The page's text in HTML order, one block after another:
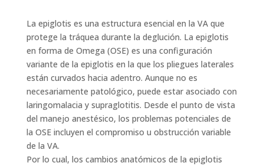
La epiglotis es una estructura esencial en la VA que
protege la tráquea durante la deglución. La epiglotis
en forma de Omega (OSE) es una configuración
variante de la epiglotis en la que los pliegues laterales
están curvados hacia adentro. Aunque no es
necesariamente patológico, puede estar asociado con
laringomalacia y supraglotitis. Desde el punto de vista
del manejo anestésico, los problemas potenciales de
la OSE incluyen el compromiso u obstrucción variable
de la VA.
Por lo cual, los cambios anatómicos de la epiglotis